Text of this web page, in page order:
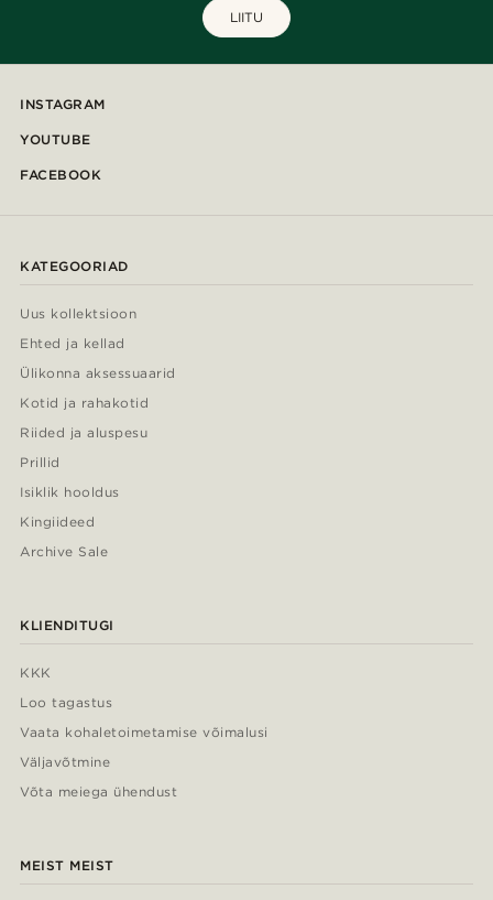
LIITU
INSTAGRAM
YOUTUBE
FACEBOOK
KATEGOORIAD
Uus kollektsioon
Ehted ja kellad
Ülikonna aksessuaarid
Kotid ja rahakotid
Riided ja aluspesu
Prillid
Isiklik hooldus
Kingiideed
Archive Sale
KLIENDITUGI
KKK
Loo tagastus
Vaata kohaletoimetamise võimalusi
Väljavõtmine
Võta meiega ühendust
MEIST MEIST